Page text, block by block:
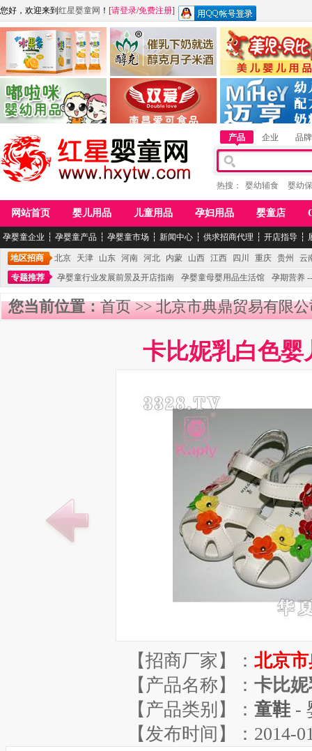
您好，欢迎来到 红星婴童网 ！ [请登录/免费注册]
江西麦嘟嘟食品有限公司
青岛嘟啦咪婴幼儿用品公司
江西醇之客月子米酒 惠州市美儿婴儿用品
湖南迈亨母婴用品有限
产品 企业 品牌
热搜： 婴幼辅食 婴幼
网站首页 婴儿用品 儿童用品 孕妇用品 婴童店
孕婴童企业 ┆ 孕婴童产品 ┆ 孕婴童市场 ┆ 新闻中心 ┆ 供求招商代理 ┆ 开店指导 ┆
地区招商 北京 天津 山东 河南 河北 内蒙 山西 江西 四川 重庆 贵州
云
专题推荐
孕婴童行业发展前景及开店指南 孕婴童母婴用品生活馆 孕期营养
您当前位置：首页>>北京市典鼎贸易有限
卡比妮乳白色婴
【招商厂家】： 北京
【产品名称】： 卡比
【产品类别】： 童鞋 -
【发布时间】：2014-